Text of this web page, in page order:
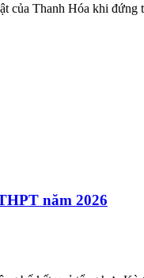
Thanh Hóa khi
năm 2026